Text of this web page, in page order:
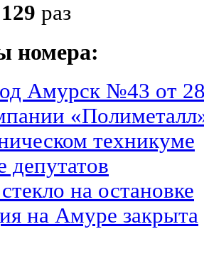
129 раз
номера:
Амурск №43 от 28
техникуме
депутатов
на остановке
на Амуре закрыта